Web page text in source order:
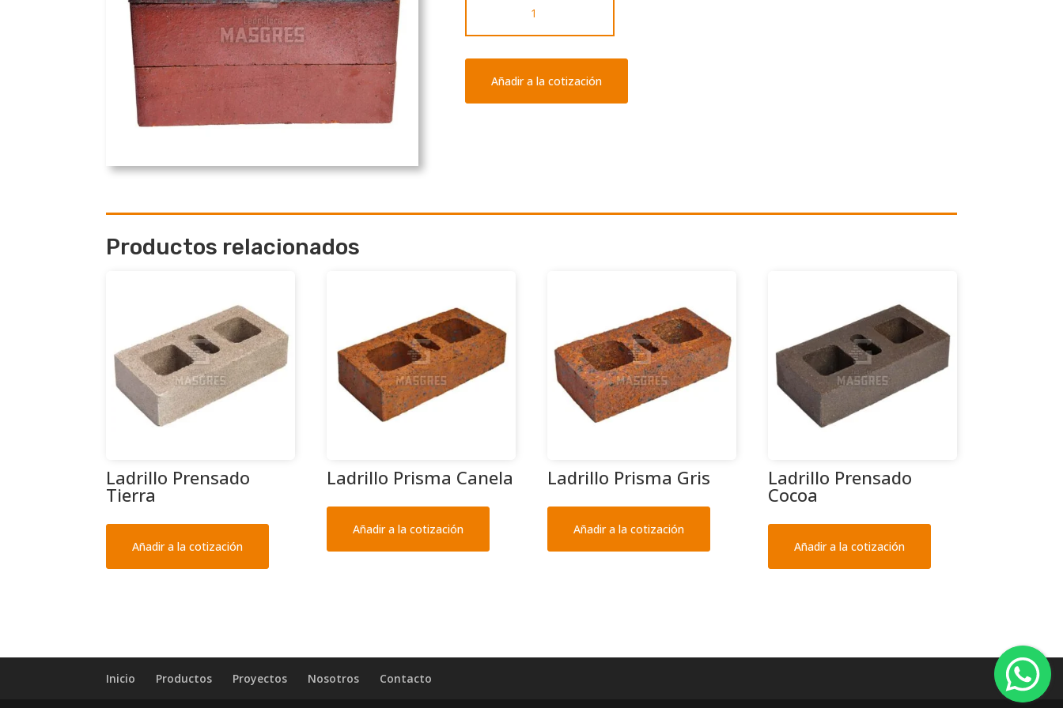
cantidad
Añadir a la cotización
Productos relacionados
Ladrillo Prensado
Tierra
Añadir a la cotización
Ladrillo Prisma Canela
Añadir a la cotización
Ladrillo Prisma Gris
Añadir a la cotización
Ladrillo Prensado
Cocoa
Añadir a la cotización
Inicio Productos Proyectos Nosotros Contacto